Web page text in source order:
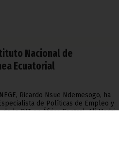
Nacional de
Ecuatorial
Ricardo Nsue Ndemesogo, ha
de Políticas de Empleo y
la OIT en África Central, Ali Madai,
varios puntos relacionados con